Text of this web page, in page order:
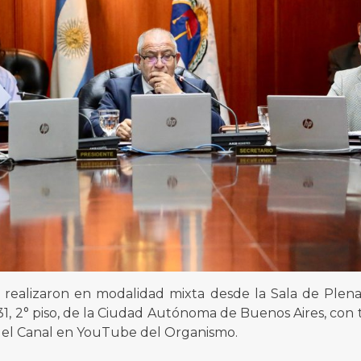
en modalidad mixta desde la Sala de
2° piso, de la Ciudad Autónoma de Buenos Aires, con
Canal en YouTube del Organismo.